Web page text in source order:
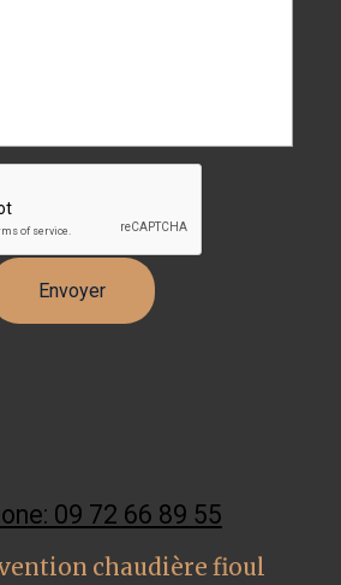
09 72 66 89 55
chaudière fioul